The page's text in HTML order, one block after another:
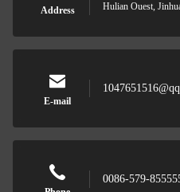
Address
Hulian Ouest,
E-mail
0086-579-